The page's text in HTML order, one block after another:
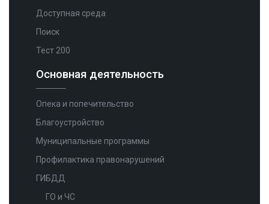
Доступная среда
Поиск
Тест 200
Основная деятельность
Опека и попечительство
Благоустройство
Муниципальные программы
Профилактика правонарушений
ГИБДД
ГО и ЧС